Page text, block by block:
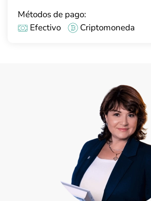
Métodos de pago:
Efectivo
Criptomoneda